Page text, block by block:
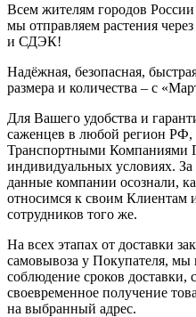
Всем жителям городов
мы отправляем растения
и СДЭК!
Надёжная, безопасная,
размера и количества – с
Для Вашего удобства и
саженцев в любой регион РФ,
Транспортными
индивидуальных условиях. За
данные компании осознали,
относимся к своим Клиентам
сотрудников того же.
На всех этапах от доставки
самовывоза у Покупателя, мы
соблюдение сроков доставки,
своевременное получение
на выбранный адрес.